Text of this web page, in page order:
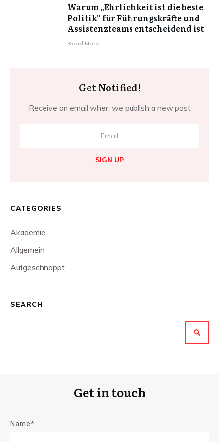
Warum „Ehrlichkeit ist die beste
Politik“ für Führungskräfte und
Assistenzteams entscheidend ist
Read More
Get Notified!
Receive an email when we publish a new post
SIGN UP
CATEGORIES
Akademie
Allgemein
Aufgeschnappt
SEARCH
Get in touch
Name*